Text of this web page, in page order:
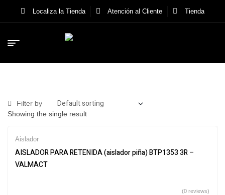
Localiza la Tienda Atención al Cliente Tienda
Filter by
Showing the single result
Aislador
AISLADOR PARA RETENIDA (aislador piña) BTP1353 3R –
VALMACT
(0 reviews)